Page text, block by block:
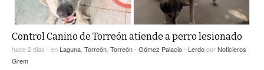
A MEDIA MAÑANA
A TODA LEY
LA MEJOR 97.1 ESTÉREO GALLITO
ACTUALIDADES GREM
Control Canino de Torreón atiende a perro lesionado
hace 2 dias - en Laguna Torreón Torreón - Gómez Palacio - LerdoporNoticieros
Grem